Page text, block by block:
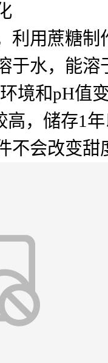
利用蔗糖
于水，能
境和pH值
高，储存1
不会改变甜